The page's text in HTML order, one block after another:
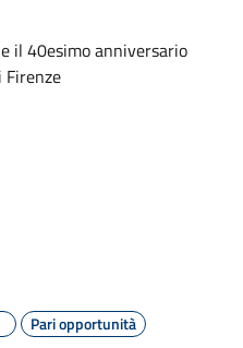
il 40esimo anniversario
Firenze
Pari opportunità